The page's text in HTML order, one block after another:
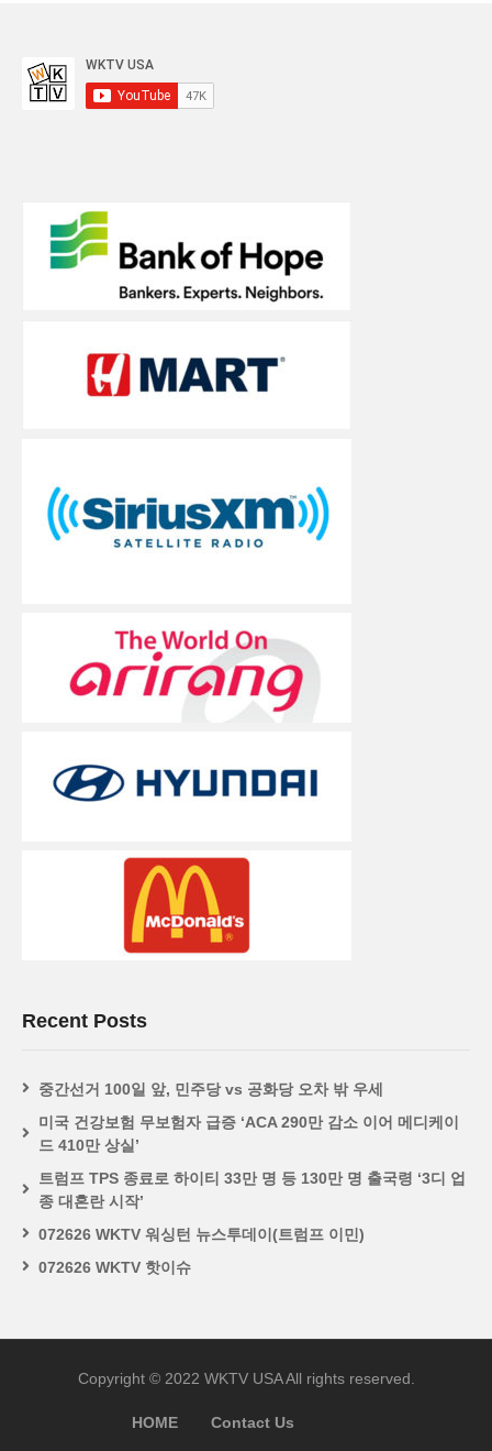
Recent Posts
중간선거 100일 앞, 민주당 vs 공화당 오차 밖 우세
미국 건강보험 무보험자 급증 ‘ACA 290만 감소 이어 메디케이
드 410만 상실’
트럼프 TPS 종료로 하이티 33만 명 등 130만 명 출국령 ‘3디 업
종 대혼란 시작’
072626 WKTV 워싱턴 뉴스투데이(트럼프 이민)
072626 WKTV 핫이슈
Copyright © 2022 WKTV USA All rights reserved.
HOME Contact Us